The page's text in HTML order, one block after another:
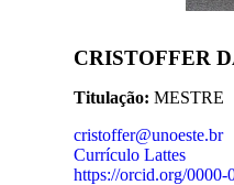
CRISTOFFER
Titulação: MESTRE
cristoffer@unoeste.br
Currículo Lattes
https://orcid.org/0000-